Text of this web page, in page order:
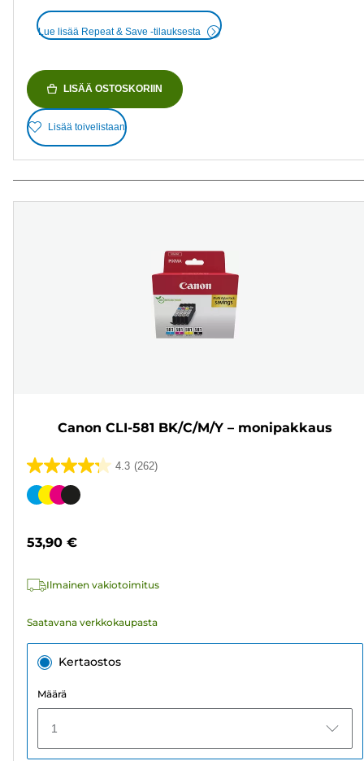
Lue lisää Repeat & Save -tilauksesta
LISÄÄ OSTOSKORIIN
Lisää toivelistaan
Canon CLI-581 BK/C/M/Y – monipakkaus
4.3 (262)
4.3/5
tähteä.
Värikasetti
53,90 €
Ilmainen vakiotoimitus
Saatavana verkkokaupasta
Kertaostos
Määrä
1